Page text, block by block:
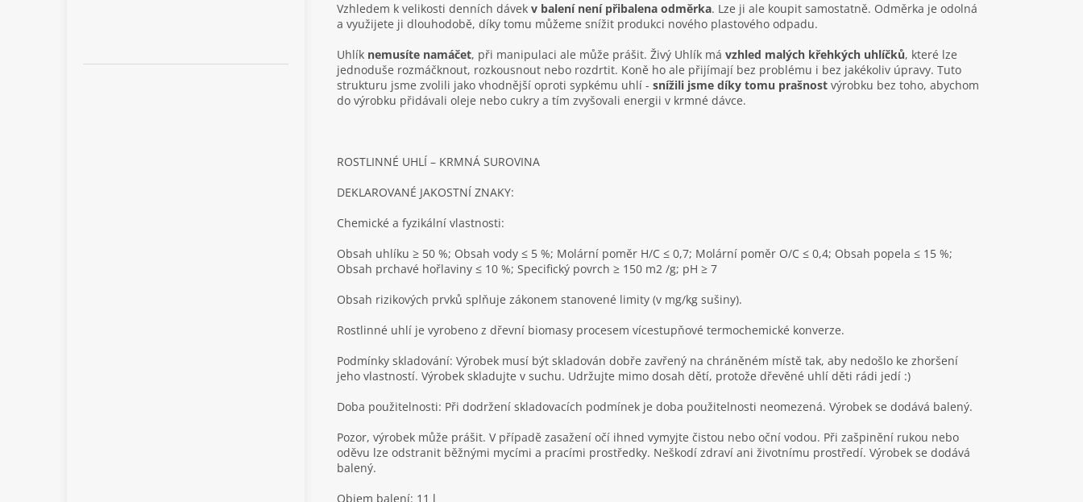
Vzhledem k velikosti denních dávek v balení není přibalena odměrka. Lze ji ale koupit samostatně. Odměrka je odolná
a využijete ji dlouhodobě, díky tomu můžeme snížit produkci nového plastového odpadu.
Uhlík nemusíte namáčet, při manipulaci ale může prášit. Živý Uhlík má vzhled malých křehkých uhlíčků, které lze
jednoduše rozmáčknout, rozkousnout nebo rozdrtit. Koně ho ale přijímají bez problému i bez jakékoliv úpravy. Tuto
strukturu jsme zvolili jako vhodnější oproti sypkému uhlí - snížili jsme díky tomu prašnost výrobku bez toho, abychom
do výrobku přidávali oleje nebo cukry a tím zvyšovali energii v krmné dávce.
ROSTLINNÉ UHLÍ – KRMNÁ SUROVINA
DEKLAROVANÉ JAKOSTNÍ ZNAKY:
Chemické a fyzikální vlastnosti:
Obsah uhlíku ≥ 50 %; Obsah vody ≤ 5 %; Molární poměr H/C ≤ 0,7; Molární poměr O/C ≤ 0,4; Obsah popela ≤ 15 %;
Obsah prchavé hořlaviny ≤ 10 %; Specifický povrch ≥ 150 m2 /g; pH ≥ 7
Obsah rizikových prvků splňuje zákonem stanovené limity (v mg/kg sušiny).
Rostlinné uhlí je vyrobeno z dřevní biomasy procesem vícestupňové termochemické konverze.
Podmínky skladování: Výrobek musí být skladován dobře zavřený na chráněném místě tak, aby nedošlo ke zhoršení
jeho vlastností. Výrobek skladujte v suchu. Udržujte mimo dosah dětí, protože dřevěné uhlí děti rádi jedí :)
Doba použitelnosti: Při dodržení skladovacích podmínek je doba použitelnosti neomezená. Výrobek se dodává balený.
Pozor, výrobek může prášit. V případě zasažení očí ihned vymyjte čistou nebo oční vodou. Při zašpinění rukou nebo
oděvu lze odstranit běžnými mycími a pracími prostředky. Neškodí zdraví ani životnímu prostředí. Výrobek se dodává
balený.
Objem balení: 11 l